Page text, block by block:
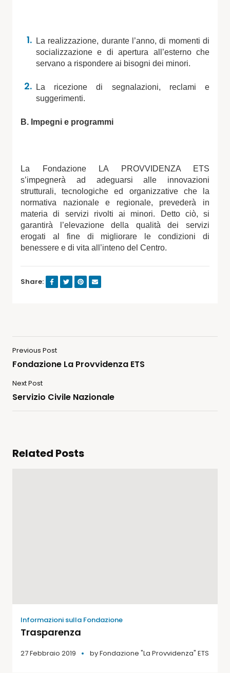
La realizzazione, durante l’anno, di momenti di
socializzazione e di apertura all’esterno che
servano a rispondere ai bisogni dei minori.
La ricezione di segnalazioni, reclami e
suggerimenti.
B. Impegni e programmi
La Fondazione LA PROVVIDENZA ETS
s’impegnerà ad adeguarsi alle innovazioni
strutturali, tecnologiche ed organizzative che la
normativa nazionale e regionale, prevederà in
materia di servizi rivolti ai minori. Detto ciò, si
garantirà l’elevazione della qualità dei servizi
erogati al fine di migliorare le condizioni di
benessere e di vita all’inteno del Centro.
Share:
Previous Post
Fondazione La Provvidenza ETS
Next Post
Servizio Civile Nazionale
Related Posts
Informazioni sulla Fondazione
Trasparenza
27 Febbraio 2019 byFondazione "La Provvidenza" ETS